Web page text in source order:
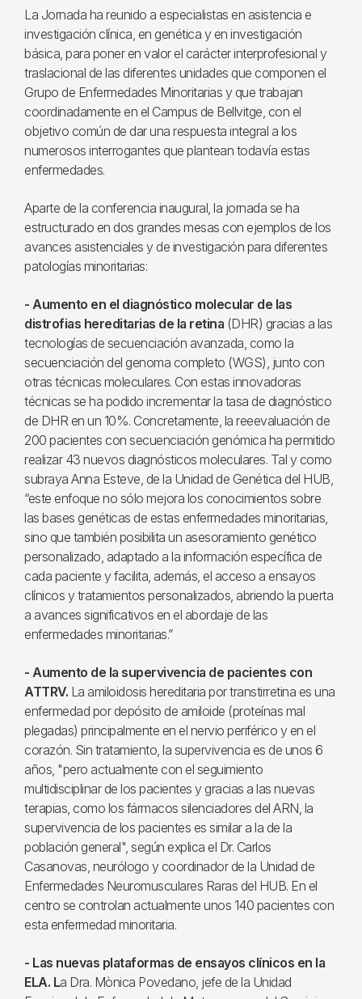
La Jornada ha reunido a especialistas en asistencia e
investigación clínica, en genética y en investigación
básica, para poner en valor el carácter interprofesional y
traslacional de las diferentes unidades que componen el
Grupo de Enfermedades Minoritarias y que trabajan
coordinadamente en el Campus de Bellvitge, con el
objetivo común de dar una respuesta integral a los
numerosos interrogantes que plantean todavía estas
enfermedades.
Aparte de la conferencia inaugural, la jornada se ha
estructurado en dos grandes mesas con ejemplos de los
avances asistenciales y de investigación para diferentes
patologías minoritarias:
- Aumento en el diagnóstico molecular de las
distrofias hereditarias de la retina (DHR) gracias a las
tecnologías de secuenciación avanzada, como la
secuenciación del genoma completo (WGS), junto con
otras técnicas moleculares. Con estas innovadoras
técnicas se ha podido incrementar la tasa de diagnóstico
de DHR en un 10%. Concretamente, la reeevaluación de
200 pacientes con secuenciación genómica ha permitido
realizar 43 nuevos diagnósticos moleculares. Tal y como
subraya Anna Esteve, de la Unidad de Genética del HUB,
“este enfoque no sólo mejora los conocimientos sobre
las bases genéticas de estas enfermedades minoritarias,
sino que también posibilita un asesoramiento genético
personalizado, adaptado a la información específica de
cada paciente y facilita, además, el acceso a ensayos
clínicos y tratamientos personalizados, abriendo la puerta
a avances significativos en el abordaje de las
enfermedades minoritarias.”
- Aumento de la supervivencia de pacientes con
ATTRV. La amiloidosis hereditaria por transtirretina es una
enfermedad por depósito de amiloide (proteínas mal
plegadas) principalmente en el nervio periférico y en el
corazón. Sin tratamiento, la supervivencia es de unos 6
años, "pero actualmente con el seguimiento
multidisciplinar de los pacientes y gracias a las nuevas
terapias, como los fármacos silenciadores del ARN, la
supervivencia de los pacientes es similar a la de la
población general", según explica el Dr. Carlos
Casanovas, neurólogo y coordinador de la Unidad de
Enfermedades Neuromusculares Raras del HUB. En el
centro se controlan actualmente unos 140 pacientes con
esta enfermedad minoritaria.
- Las nuevas plataformas de ensayos clínicos en la
ELA. La Dra. Mònica Povedano, jefe de la Unidad